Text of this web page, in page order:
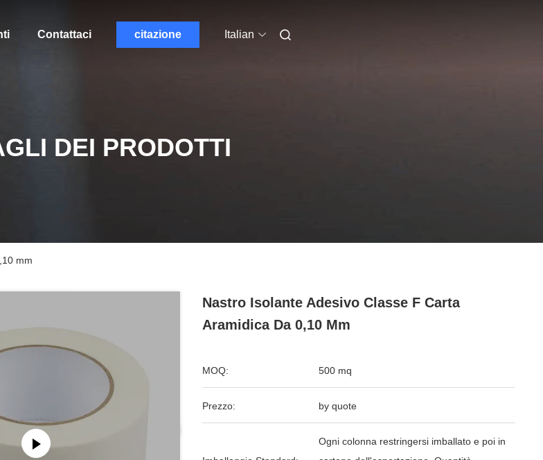
Contattaci citazione Italian
DEI PRODOTTI
mm
Nastro Isolante Adesivo Classe F Carta
Aramidica Da 0,10 Mm
MOQ: 500 mq
Prezzo: by quote
Ogni colonna restringersi imballato e poi in